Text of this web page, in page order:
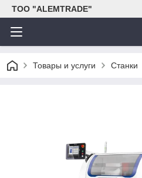
ТОО "ALEMTRADE"
Товары и услуги Станки